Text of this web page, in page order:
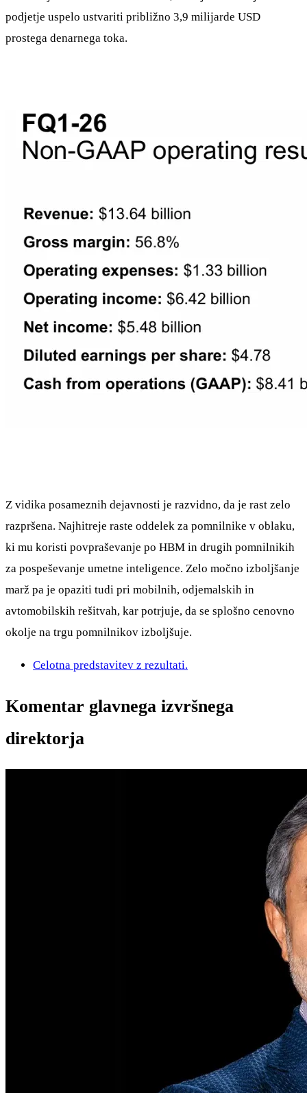
podjetje uspelo ustvariti približno 3,9 milijarde USD
prostega denarnega toka.
Z vidika posameznih dejavnosti je razvidno, da je rast zelo
razpršena. Najhitreje raste oddelek za pomnilnike v oblaku,
ki mu koristi povpraševanje po HBM in drugih pomnilnikih
za pospeševanje umetne inteligence. Zelo močno izboljšanje
marž pa je opaziti tudi pri mobilnih, odjemalskih in
avtomobilskih rešitvah, kar potrjuje, da se splošno cenovno
okolje na trgu pomnilnikov izboljšuje.
Celotna predstavitev z rezultati.
Komentar glavnega izvršnega
direktorja